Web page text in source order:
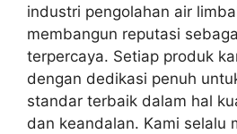
industri pengolahan air
membangun reputasi
terpercaya. Setiap produk
dengan dedikasi penuh
standar terbaik dalam hal
dan keandalan. Kami selalu